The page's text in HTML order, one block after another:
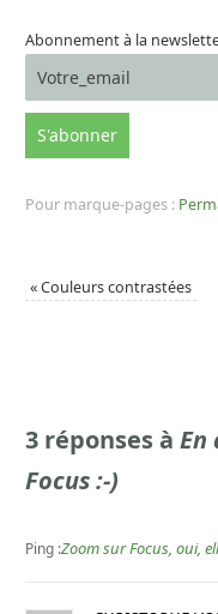
Abonnement à la
Pour marque-pages :
«Couleurs contrastées
3 réponses à En
Focus :-)
Ping :Zoom sur Focus, oui,